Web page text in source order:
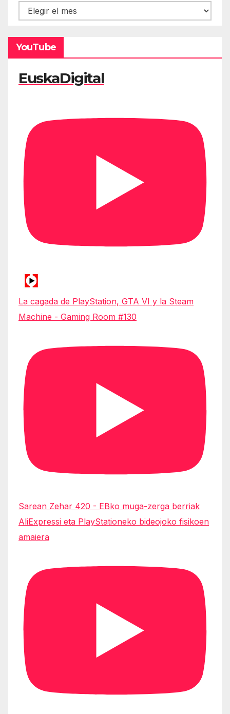
Hemeroteca
YouTube
EuskaDigital
La cagada de PlayStation, GTA VI y la Steam
Machine - Gaming Room #130
Sarean Zehar 420 - EBko muga-zerga berriak
AliExpressi eta PlayStationeko bideojoko fisikoen
amaiera